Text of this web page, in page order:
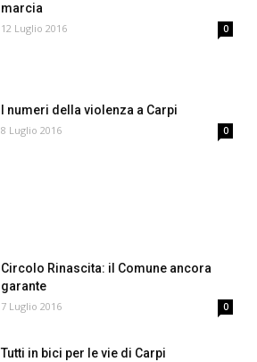
marcia
12 Luglio 2016 0
I numeri della violenza a Carpi
8 Luglio 2016 0
Circolo Rinascita: il Comune ancora
garante
7 Luglio 2016 0
Tutti in bici per le vie di Carpi